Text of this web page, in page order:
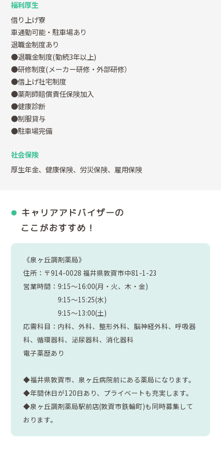
福利厚生
借り上げ寮
車通勤可能・駐車場あり
退職金制度あり
●退職金制度(勤続3年以上)
●研修制度(メーカー研修・外部研修）
●借上げ社宅制度
●薬剤師賠償責任保険加入
●健康診断
●制服貸与
●駐車場完備
社会保険
厚生年金、健康保険、労災保険、雇用保険
キャリアアドバイザーの
ここがおすすめ！
《泉ヶ丘調剤薬局》
住所：〒914-0028 福井県敦賀市中81-1-23
営業時間：9:15～16:00(月・火、木・金)
9:15～15:25(水)
9:15～13:00(土)
応需科目：内科、外科、整形外科、脳神経外科、呼吸器
科、循環器科、泌尿器科、消化器科
電子薬歴あり
◆福井県敦賀市、泉ヶ丘病院前にある薬局になります。
◆年間休日が120日あり、プライベートも充実します。
◆泉ヶ丘調剤薬局駅前店(敦賀市鉄輪町)も同時募集して
おります。